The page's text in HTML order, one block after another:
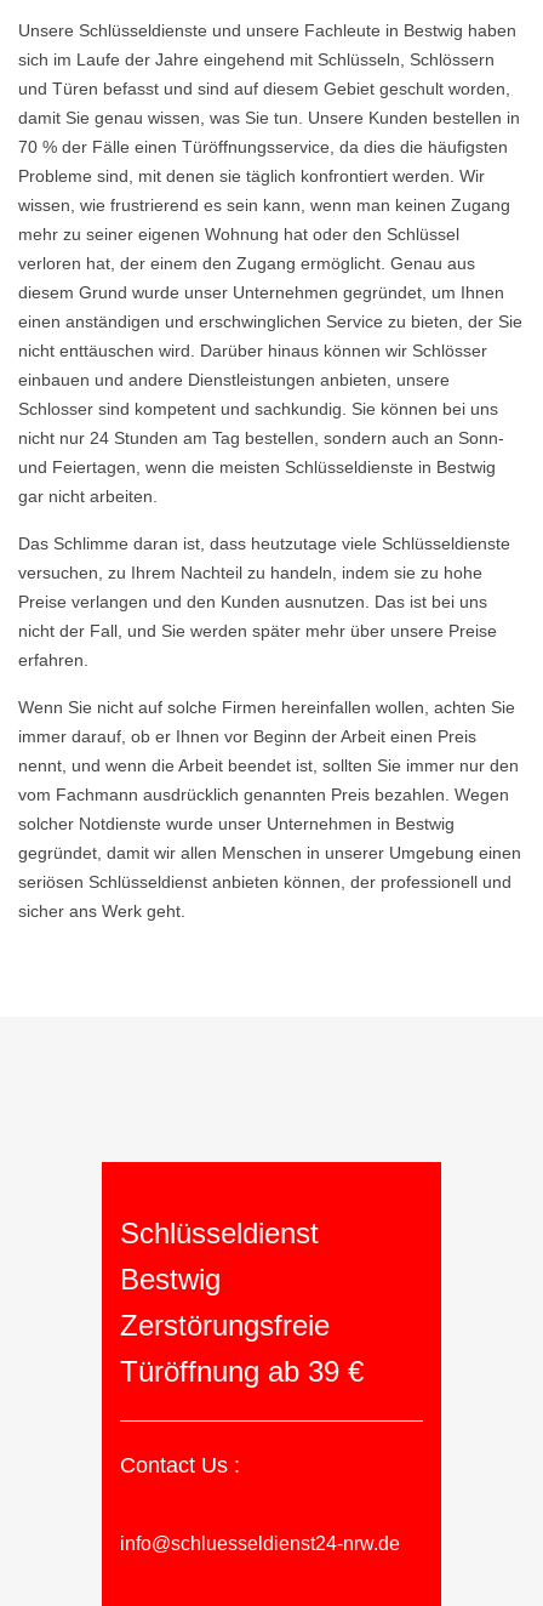
Unsere Schlüsseldienste und unsere Fachleute in Bestwig haben
sich im Laufe der Jahre eingehend mit Schlüsseln, Schlössern
und Türen befasst und sind auf diesem Gebiet geschult worden,
damit Sie genau wissen, was Sie tun. Unsere Kunden bestellen in
70 % der Fälle einen Türöffnungsservice, da dies die häufigsten
Probleme sind, mit denen sie täglich konfrontiert werden. Wir
wissen, wie frustrierend es sein kann, wenn man keinen Zugang
mehr zu seiner eigenen Wohnung hat oder den Schlüssel
verloren hat, der einem den Zugang ermöglicht. Genau aus
diesem Grund wurde unser Unternehmen gegründet, um Ihnen
einen anständigen und erschwinglichen Service zu bieten, der Sie
nicht enttäuschen wird. Darüber hinaus können wir Schlösser
einbauen und andere Dienstleistungen anbieten, unsere
Schlosser sind kompetent und sachkundig. Sie können bei uns
nicht nur 24 Stunden am Tag bestellen, sondern auch an Sonn-
und Feiertagen, wenn die meisten Schlüsseldienste in Bestwig
gar nicht arbeiten.
Das Schlimme daran ist, dass heutzutage viele Schlüsseldienste
versuchen, zu Ihrem Nachteil zu handeln, indem sie zu hohe
Preise verlangen und den Kunden ausnutzen. Das ist bei uns
nicht der Fall, und Sie werden später mehr über unsere Preise
erfahren.
Wenn Sie nicht auf solche Firmen hereinfallen wollen, achten Sie
immer darauf, ob er Ihnen vor Beginn der Arbeit einen Preis
nennt, und wenn die Arbeit beendet ist, sollten Sie immer nur den
vom Fachmann ausdrücklich genannten Preis bezahlen. Wegen
solcher Notdienste wurde unser Unternehmen in Bestwig
gegründet, damit wir allen Menschen in unserer Umgebung einen
seriösen Schlüsseldienst anbieten können, der professionell und
sicher ans Werk geht.
Schlüsseldienst
Bestwig
Zerstörungsfreie
Türöffnung ab 39 €
Contact Us :
info@schluesseldienst24-nrw.de